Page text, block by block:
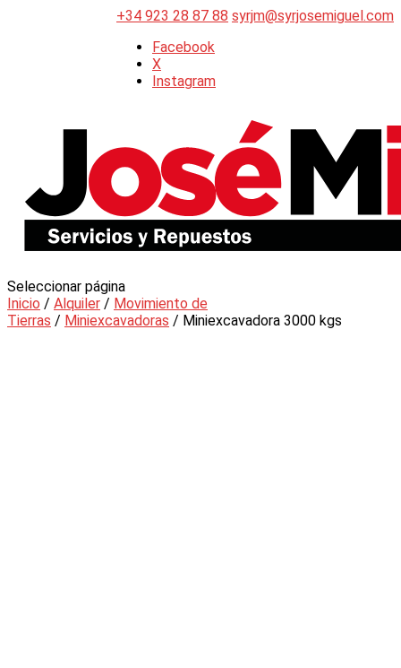
+34 923 28 87 88 syrjm@syrjosemiguel.com
Facebook
X
Instagram
Seleccionar página
Inicio / Alquiler / Movimiento de
Tierras / Miniexcavadoras / Miniexcavadora 3000 kgs